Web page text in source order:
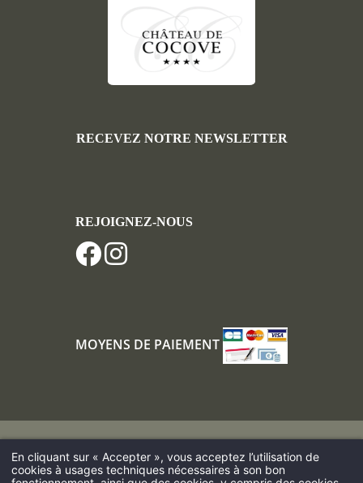
RECEVEZ NOTRE NEWSLETTER
REJOIGNEZ-NOUS
MOYENS DE PAIEMENT
Louer un gîte au Nord de la France
Hôtel proche de Calais et de l’Eurotunnel
+33 3 21 82 68 29
contact@chateaudecocove.com
En cliquant sur « Accepter », vous acceptez l’utilisation de
cookies à usages techniques nécessaires à son bon